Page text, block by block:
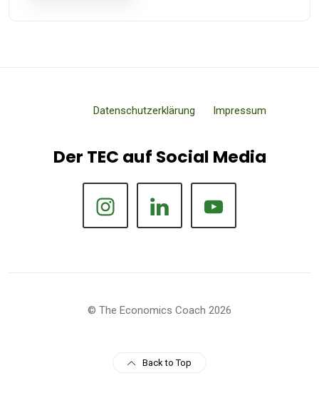
Datenschutzerklärung Impressum
Der TEC auf Social Media
© The Economics Coach 2026
Back to Top